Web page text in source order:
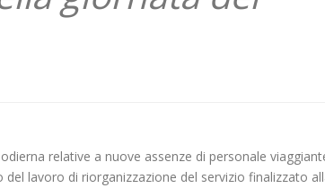
relative a nuove assenze di personale
lavoro di riorganizzazione del servizio finalizzato